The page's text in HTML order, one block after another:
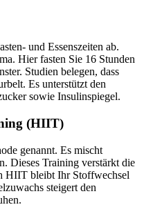
und Essenszeiten ab.
Hier fasten Sie 16 Stunden
Studien belegen, dass
Es unterstützt den
sowie Insulinspiegel.
(HIIT)
genannt. Es mischt
Dieses Training verstärkt die
HIIT bleibt Ihr Stoffwechsel
steigert den